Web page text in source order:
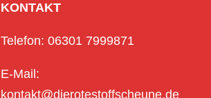
KONTAKT
Telefon: 06301 7999871
E-Mail:
kontakt@dierotestoffscheune.de